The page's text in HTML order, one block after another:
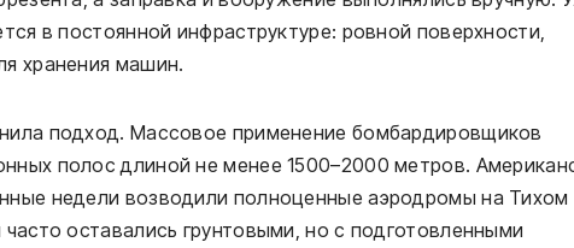
в постоянной инфраструктуре: ровной поверхности,
хранения машин.
подход. Массовое применение бомбардировщиков
полос длиной не менее 1500–2000 метров.
недели возводили полноценные аэродромы на Тихом
оставались грунтовыми, но с подготовленными